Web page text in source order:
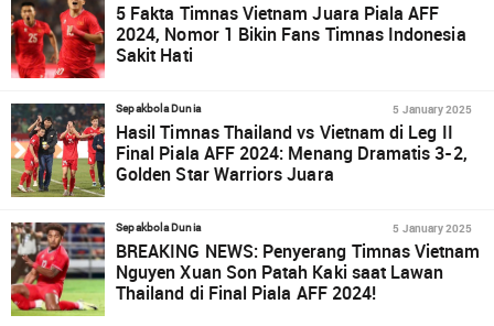
5 Fakta Timnas Vietnam Juara Piala AFF
2024, Nomor 1 Bikin Fans Timnas Indonesia
Sakit Hati
Sepakbola Dunia 5 January 2025
Hasil Timnas Thailand vs Vietnam di Leg II
Final Piala AFF 2024: Menang Dramatis 3-2,
Golden Star Warriors Juara
Sepakbola Dunia 5 January 2025
BREAKING NEWS: Penyerang Timnas Vietnam
Nguyen Xuan Son Patah Kaki saat Lawan
Thailand di Final Piala AFF 2024!